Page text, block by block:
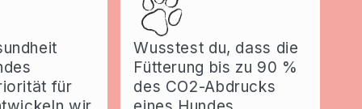
für
Wusstest du, dass die
Fütterung bis zu 90 %
des CO2-Abdrucks